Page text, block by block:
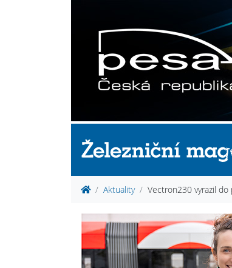
Aktuality Vectron230 vyrazil do